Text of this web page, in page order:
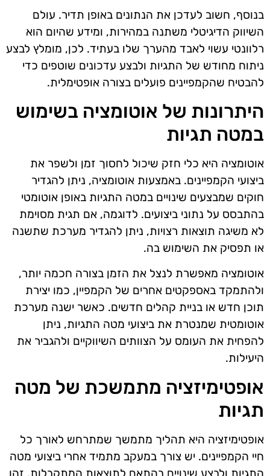
בנוסף, חשוב לעדכן את הנתונים באופן תדיר. עולם
השיווק הדיגיטלי משתנה במהירות, ומידע שהיום הוא
רלוונטי עשוי לאבד מהערך שלו בעתיד. לכן, מומלץ לבצע
ניתוח מחודש של התגיות ולבצע עדכונים שוטפים כדי
להבטיח שהקמפיינים פועלים בצורה אופטימלית.
היתרונות של אוטומציה בשימוש
במטה תגיות
אוטומציה היא כלי חזק שיכול לחסוך זמן ולשפר את
ביצועי הקמפיינים. באמצעות אוטומציה, ניתן להגדיר
חוקים שמבצעים שינויים במטה התגיות באופן אוטומטי
בהתבסס על נתוני ביצועים. לדוגמה, אם תגית מסוימת
לא משיגה תוצאות רצויות, ניתן להגדיר מערכת שתשנה
או תפסיק את השימוש בה.
אוטומציה מאפשרת לנצל את הזמן בצורה חכמה יותר,
ולהתמקד באספקטים אחרים של הקמפיין, כמו יצירת
תוכן חדש או בניית קהלים חדשים. כאשר ישנה מערכת
אוטומטית שמנטרת את ביצועי מטה התגיות, ניתן
להפחית את העומס על הצוותים השיווקיים ולהגביר את
היעילות.
אופטימיזציה מתמשכת של מטה
תגיות
אופטימיזציה היא תהליך מתמשך שמתרחש לאורך כל
חיי הקמפיינים. יש צורך במעקב מתמיד אחרי ביצועי מטה
התגיות ולבצע שינויים בהתאם לתוצאות המתקבלות. זהו